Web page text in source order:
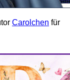
Carolchen für